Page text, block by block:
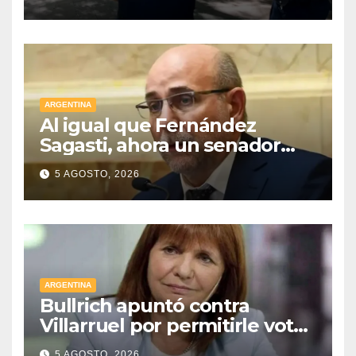
ARGENTINA
Al igual que Fernández
Sagasti, ahora un senador
radical pidió votar en forma
remota
5 AGOSTO, 2026
ARGENTINA
Bullrich apuntó contra
Villarruel por permitirle votar
a distancia a una senadora